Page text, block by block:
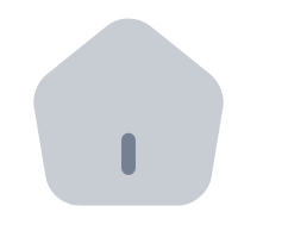
Distributeurs automatiques
Intégrez un ATM Bitnovo
API Bitnovo
Intégrez notre API dans